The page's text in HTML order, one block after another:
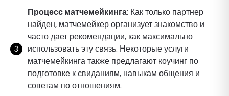
Процесс матчемейкинга: Как только партнер
найден, матчемейкер организует знакомство и
часто дает рекомендации, как максимально
использовать эту связь. Некоторые услуги
матчемейкинга также предлагают коучинг по
подготовке к свиданиям, навыкам общения и
советам по отношениям.